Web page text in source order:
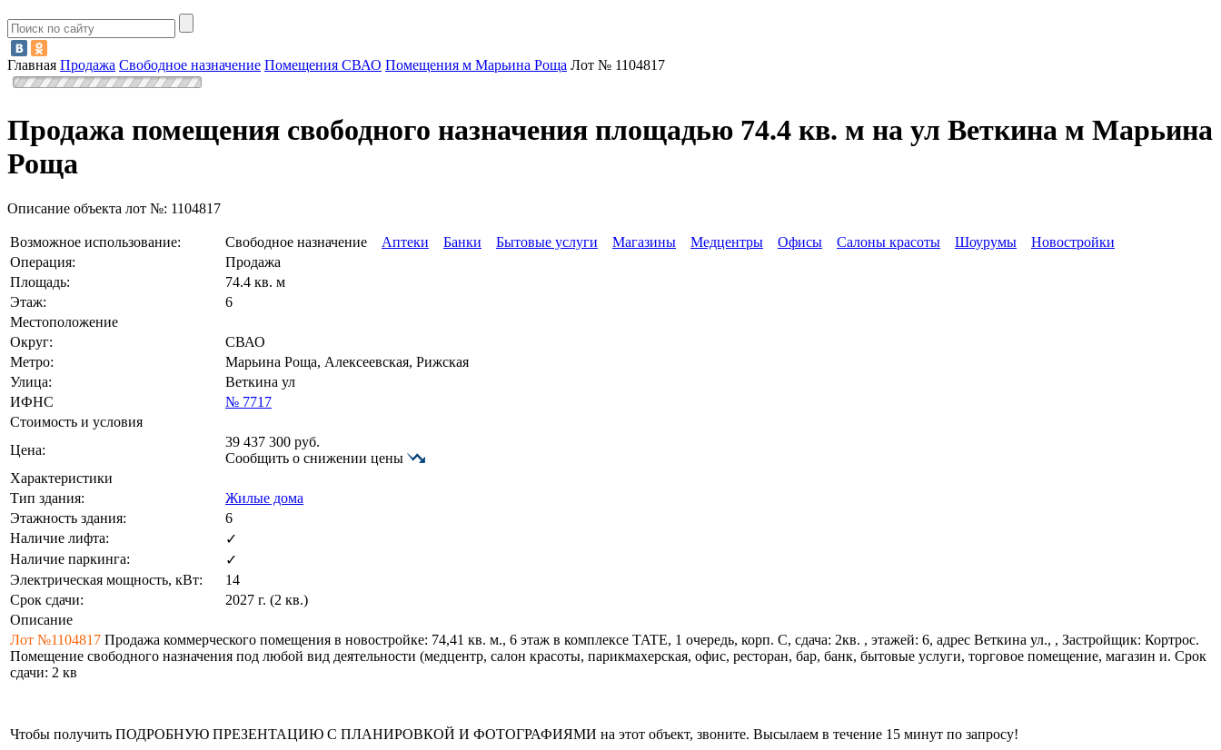
Главная Продажа Свободное назначение Помещения СВАО Помещения м Марьина Роща Лот № 1104817
Продажа помещения свободного назначения площадью 74.4 кв. м на ул Веткина м Марьина
Роща
Описание объекта лот №: 1104817
Возможное использование: Свободное назначение Аптеки Банки Бытовые услуги Магазины Медцентры Офисы Салоны красоты Шоурумы
Новостройки
Операция:
Продажа
Площадь:
74.4 кв. м
Этаж:
6
Местоположение
Округ:
СВАО
Метро:
Марьина Роща, Алексеевская, Рижская
Улица:
Веткина ул
ИФНС
№ 7717
Стоимость и условия
Цена:
39 437 300 руб.
Сообщить о снижении цены
Характеристики
Тип здания:
Жилые дома
Этажность здания:
6
Наличие лифта:
✓
Наличие паркинга:
✓
Электрическая мощность, кВт:
14
Срок сдачи:
2027 г. (2 кв.)
Описание
Лот №1104817 Продажа коммерческого помещения в новостройке: 74,41 кв. м., 6 этаж в комплексе TATE, 1 очередь, корп. С, сдача: 2кв. , этажей: 6, адрес Веткина ул., , Застройщик: Кортрос.
Помещение свободного назначения под любой вид деятельности (медцентр, салон красоты, парикмахерская, офис, ресторан, бар, банк, бытовые услуги, торговое помещение, магазин и. Срок
сдачи: 2 кв
Чтобы получить ПОДРОБНУЮ ПРЕЗЕНТАЦИЮ С ПЛАНИРОВКОЙ И ФОТОГРАФИЯМИ на этот объект, звоните. Высылаем в течение 15 минут по запросу!